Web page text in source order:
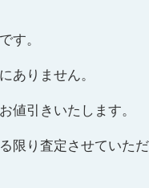
す。
ありません。
値引きいたします。
限り査定させていただ